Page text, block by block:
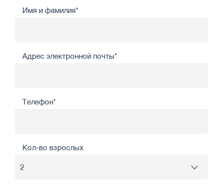
Имя и фамилия*
Адрес электронной почты*
Телефон*
Кол-во взрослых